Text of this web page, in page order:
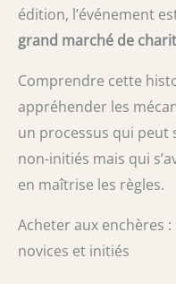
édition, l’événement
grand marché de
Comprendre cette
appréhender les
un processus qui peut
non-initiés mais qui
en maîtrise les règles.
Acheter aux enchères
novices et initiés